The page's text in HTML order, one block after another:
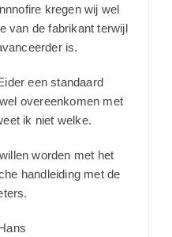
kregen wij wel
van de fabrikant terwijl
is.
een standaard
overeenkomen met
ik niet welke.
worden met het
handleiding met de